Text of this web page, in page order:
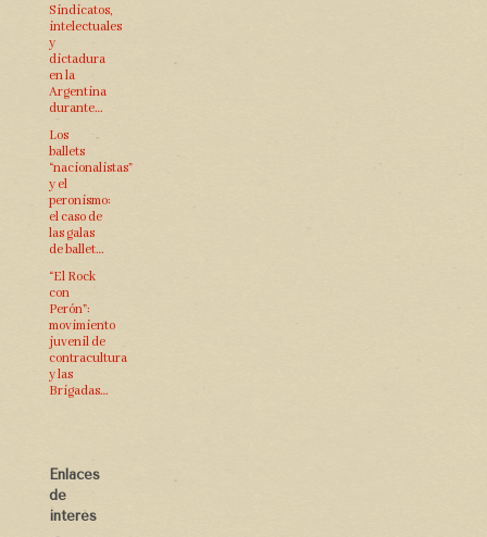
Sindicatos,
intelectuales
y
dictadura
en la
Argentina
durante…
Los
ballets
“nacionalistas”
y el
peronismo:
el caso de
las galas
de ballet…
“El Rock
con
Perón”:
movimiento
juvenil de
contracultura
y las
Brigadas…
Enlaces
de
interés